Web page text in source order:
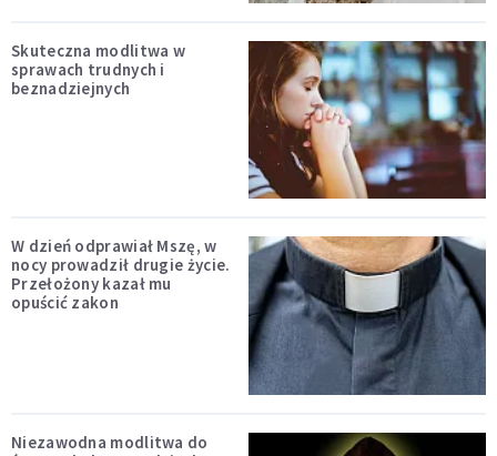
Skuteczna modlitwa w
sprawach trudnych i
beznadziejnych
W dzień odprawiał Mszę, w
nocy prowadził drugie życie.
Przełożony kazał mu
opuścić zakon
Niezawodna modlitwa do